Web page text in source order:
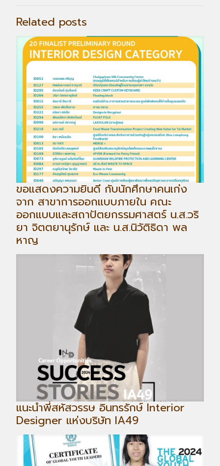
Related posts
ขอแสดงความยินดี กับนักศึกษาคนเก่ง
จาก สาขาการออกแบบภายใน คณะ
ออกแบบและสถาปัตยกรรมศาสตร์ น.ส.วริ
ยา จิตตยานุรักษ์ และ น.ส.นิวัติธิดา พล
หาญ
แนะนำพี่สหัสวรรษ อินทรรักษ์ Interior
Designer แห่งบริษัท IA49